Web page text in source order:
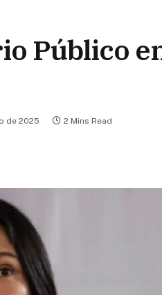
Público
de 2025 2 Mins Read